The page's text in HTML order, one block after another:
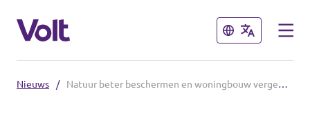
Sluiten
Sluiten
Nieuws / Natuur beter beschermen en woningbouw vergemakkelijken